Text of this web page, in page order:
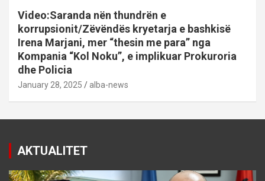
Video:Saranda nën thundrën e
korrupsionit/Zëvëndës kryetarja e bashkisë
Irena Marjani, mer “thesin me para” nga
Kompania “Kol Noku”, e implikuar Prokuroria
dhe Policia
January 28, 2025 alba-news
AKTUALITET